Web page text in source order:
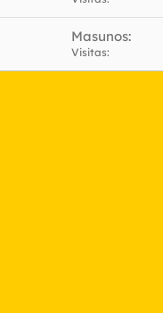
Masunos
Visitas